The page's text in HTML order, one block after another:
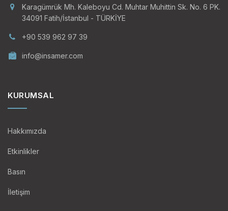
Karagümrük Mh. Kaleboyu Cd. Muhtar Muhittin Sk. No. 6 PK.
34091 Fatih/İstanbul - TÜRKİYE
+90 539 962 97 39
info@insamer.com
KURUMSAL
Hakkımızda
Etkinlikler
Basın
İletişim